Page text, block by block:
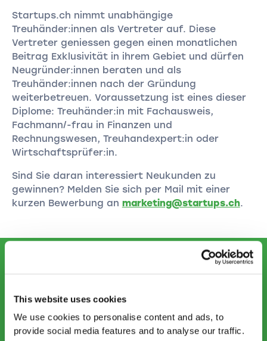
This website uses cookies
We use cookies to personalise content and ads, to
provide social media features and to analyse our traffic.
Startups.ch nimmt unabhängige
Treuhänder:innen als Vertreter auf. Diese
Vertreter geniessen gegen einen monatlichen
Beitrag Exklusivität in ihrem Gebiet und dürfen
Neugründer:innen beraten und als
Treuhänder:innen nach der Gründung
weiterbetreuen. Voraussetzung ist eines dieser
Diplome: Treuhänder:in mit Fachausweis,
Fachmann/-frau in Finanzen und
Rechnungswesen, Treuhandexpert:in oder
Wirtschaftsprüfer:in.
Sind Sie daran interessiert Neukunden zu
gewinnen? Melden Sie sich per Mail mit einer
kurzen Bewerbung an marketing@startups.ch.
info@startups.ch
+41 52 269 30 80